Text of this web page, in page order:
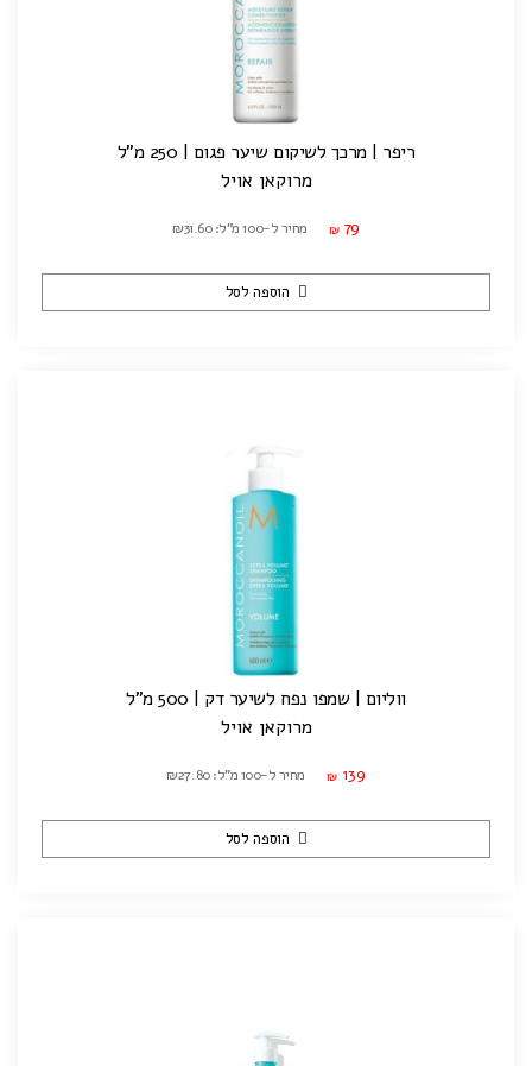
ריפר | מרכך לשיקום שיער פגום | 250 מ"ל
מרוקאן אויל
₪ 79 מחיר ל-100 מ"ל: ₪31.60
הוספה לסל
ווליום | שמפו נפח לשיער דק | 500 מ"ל
מרוקאן אויל
₪ 139 מחיר ל-100 מ"ל: ₪27.80
הוספה לסל